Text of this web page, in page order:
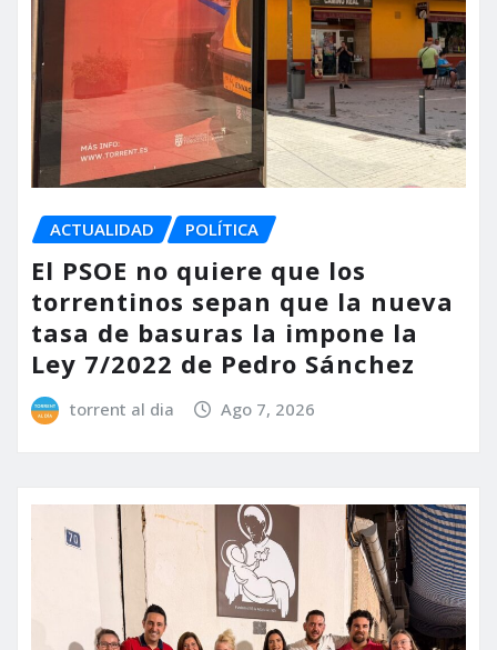
ACTUALIDAD POLÍTICA
El PSOE no quiere que los
torrentinos sepan que la nueva
tasa de basuras la impone la
Ley 7/2022 de Pedro Sánchez
torrent al dia Ago 7, 2026